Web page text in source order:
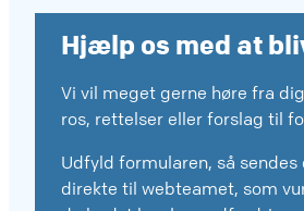
Hjælp os med at
Vi vil meget gerne høre fra
ros, rettelser eller forslag til
Udfyld formularen, så
direkte til webteamet, som